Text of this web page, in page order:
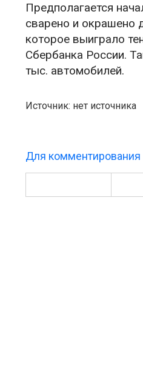
Предполагается
сварено и окрашено
которое выиграло
Сбербанка России.
тыс. автомобилей.
Источник: нет источника
Для комментирования